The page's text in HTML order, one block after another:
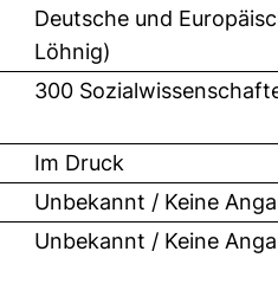
Deutsche und
Löhnig)
300
Im Druck
Unbekannt / Keine
Unbekannt / Keine